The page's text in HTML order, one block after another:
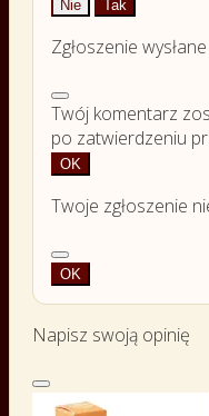
Nie Tak
Zgłoszenie wysłane
Twój komentarz
po zatwierdzeniu
OK
Twoje zgłoszenie
OK
Napisz swoją opinię